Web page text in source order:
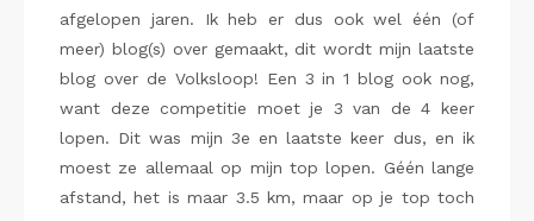
afgelopen jaren. Ik heb er dus ook wel één (of
meer) blog(s) over gemaakt, dit wordt mijn laatste
blog over de Volksloop! Een 3 in 1 blog ook nog,
want deze competitie moet je 3 van de 4 keer
lopen. Dit was mijn 3e en laatste keer dus, en ik
moest ze allemaal op mijn top lopen. Géén lange
afstand, het is maar 3.5 km, maar op je top toch